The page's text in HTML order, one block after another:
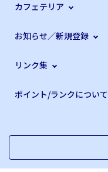
カフェテリア
お知らせ／新規登録
リンク集
ポイント/ランクについて